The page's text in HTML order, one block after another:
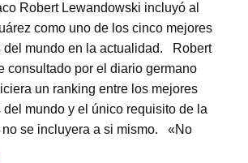
m
p
ar
tir
Robert Lewandowski incluyó al
como uno de los cinco mejores
del mundo en la actualidad. Robert
consultado por el diario germano
un ranking entre los mejores
mundo y el único requisito de la
no se incluyera a si mismo. «No